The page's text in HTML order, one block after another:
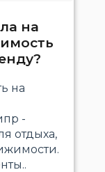
на
на
-
отдыха,